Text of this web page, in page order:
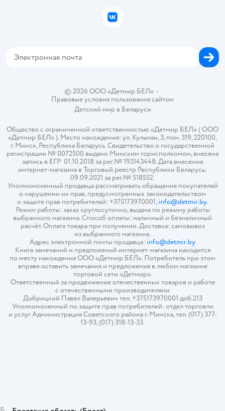
Политика использования файлов cookie
Бонусные карты
© 2026 ООО «Детмир БЕЛ»•
Правовые условия пользования сайтом
Детский мир в Беларуси
Общество с ограниченной ответственностью «Детмир БЕЛ» ( ООО
«Детмир БЕЛ» ). Место нахождения: ул. Кульман, 3, пом. 319, 220100,
г. Минск, Республика Беларусь. Свидетельство о государственной
регистрации № 0072500 выдано Минским горисполкомом, внесена
запись в ЕГР 01.10.2018 за рег.№ 193143448. Дата внесения
интернет-магазина в Торговый реестр Республики Беларусь:
09.09.2021 за рег.№ 518552.
Уполномоченный продавца рассматривать обращения покупателей
о нарушении их прав, предусмотренных законодательством
о защите прав потребителей: +375173970001,info@detmir.by.
Режим работы: заказ круглосуточно, выдача по режиму работы
выбранного магазина. Способ оплаты: наличный и безналичный
расчёт. Оплата товара при получении. Доставка: самовывоз
из выбранного магазина.
Адрес электронной почты продавца: info@detmir.by
Книга замечаний и предложений интернет-магазина находится
по месту нахождения ООО «Детмир БЕЛ». Потребитель при этом
вправе оставить замечания и предложения в любом магазине
торговой сети «Детмир».
Ответственный за продвижение отечественных товаров и работе
с отечественными производителями
Добрицкий Павел Валерьевич тел. +375173970001 доб.213
Уполномоченный по защите прав потребителей: отдел торговли
и услуг Администрация Советского района г. Минска, тел. (017) 377-
13-93, (017) 318-13-33.
ВКонтакте